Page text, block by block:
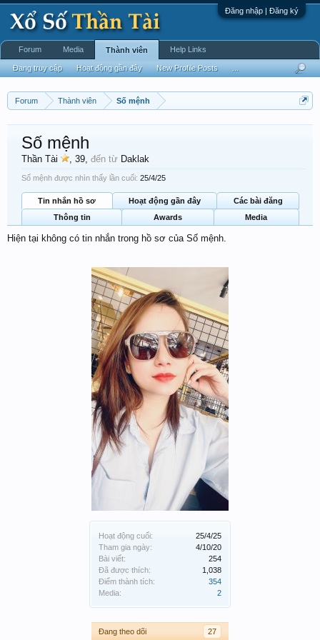
Đăng nhập | Đăng ký
Forum Thành viên Số mệnh
Hoạt động cuối:
25/4/25
Tham gia ngày:
4/10/20
Bài viết:
254
Đã được thích:
1,038
Điểm thành tích:
354
Media:
2
Đang theo dõi 27
Số mệnh
Thần Tài , 39, đến từ Daklak
Số mệnh được nhìn thấy lần cuối: 25/4/25
Tin nhắn hồ sơ Hoạt động gần đây
Các bài đăng
Thông tin
Awards Media
Hiện tại không có tin nhắn trong hồ sơ của Số mệnh.
Forum Media Thành viên
Đang truy cập Hoạt động gần đây New Profile Posts
Help Links